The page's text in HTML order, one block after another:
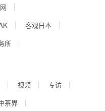
客观日本
所
视频
专访
茶界